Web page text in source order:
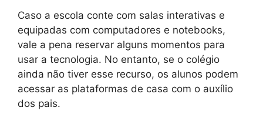
Caso a escola conte com salas interativas e
equipadas com computadores e notebooks,
vale a pena reservar alguns momentos para
usar a tecnologia. No entanto, se o colégio
ainda não tiver esse recurso, os alunos podem
acessar as plataformas de casa com o auxílio
dos pais.